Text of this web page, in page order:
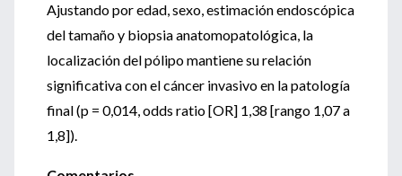
Ajustando por edad, sexo, estimación endoscópica
del tamaño y biopsia anatomopatológica, la
localización del pólipo mantiene su relación
significativa con el cáncer invasivo en la patología
final (p = 0,014, odds ratio [OR] 1,38 [rango 1,07 a
1,8]).